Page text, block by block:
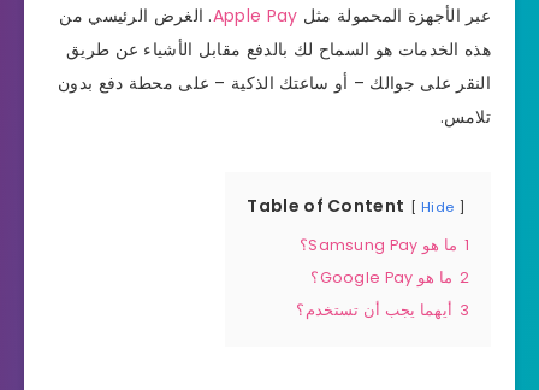
عبر الأجهزة المحمولة مثل Apple Pay. الغرض الرئيسي من
هذه الخدمات هو السماح لك بالدفع مقابل الأشياء عن طريق
النقر على جوالك – أو ساعتك الذكية – على محطة دفع بدون
تلامس.
Table of Content Hide
1 ما هو Samsung Pay؟
2 ما هو Google Pay؟
3 أيهما يجب أن تستخدم؟